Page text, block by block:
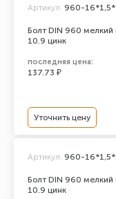
Болт DIN 960 мелкий
10.9 цинк
Артикул: 960-
последняя цена:
137.73 ₽
Уточнить цену
Болт DIN 960 мелкий
10.9 цинк
Артикул: 960-